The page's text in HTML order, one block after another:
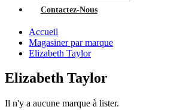
Contactez-Nous
Accueil
Magasiner par marque
Elizabeth Taylor
Elizabeth Taylor
Il n'y a aucune marque à lister.